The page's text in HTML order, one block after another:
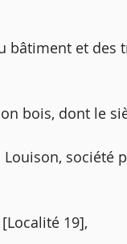
bâtiment et des
bois, dont le
Louison,
19],